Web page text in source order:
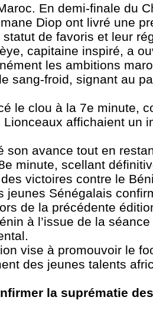
En demi-finale du
Diop ont livré une
de favoris et leur
capitaine inspiré, a
les ambitions
sang-froid, signant au
le clou à la 7e minute,
affichaient un
avance tout en
minute, scellant
victoires contre le
jeunes Sénégalais
de la précédente
à l’issue de la
vise à promouvoir le
des jeunes talents
la suprématie